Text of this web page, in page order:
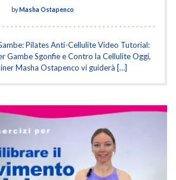
by Masha Ostapenco
Pilates Anti-Cellulite Video Tutorial:
Gambe Sgonfie e Contro la Cellulite Oggi,
Masha Ostapenco vi guiderà […]